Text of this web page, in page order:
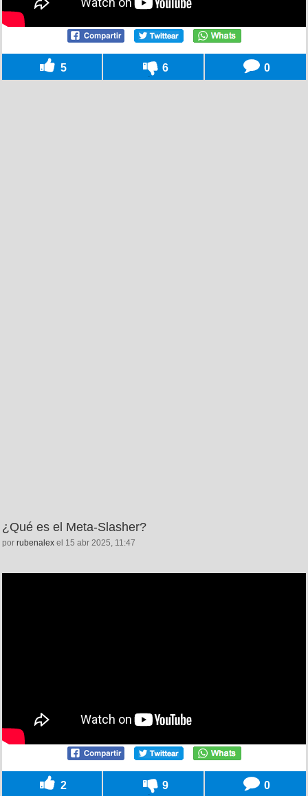
5 6 0
¿Qué es el Meta-Slasher?
por rubenalex el 15 abr 2025, 11:47
2 9 0